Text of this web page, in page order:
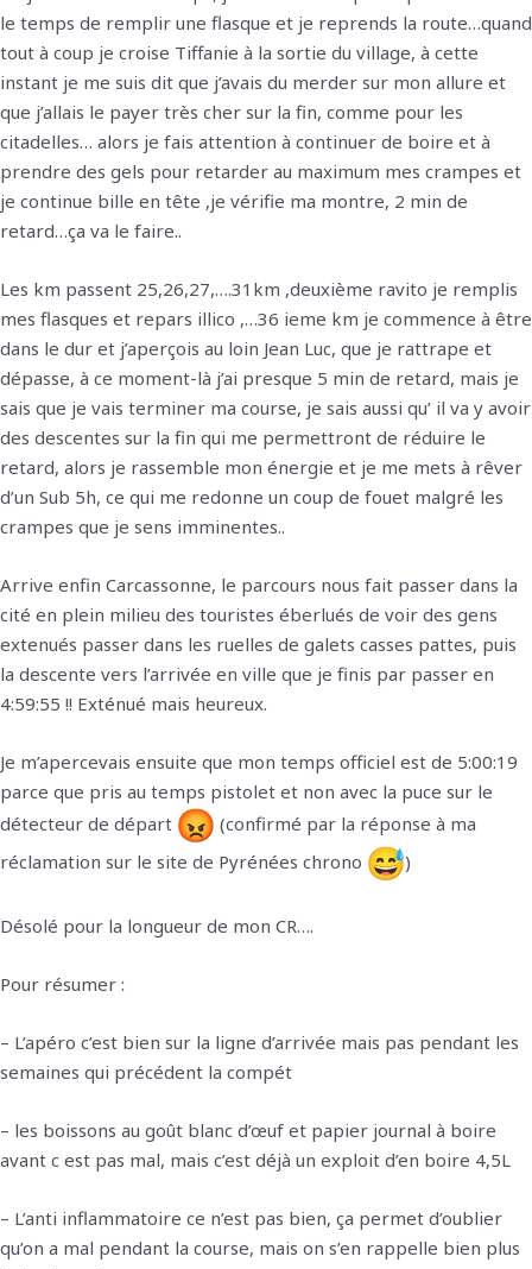
le temps de remplir une flasque et je reprends la route…quand
tout à coup je croise Tiffanie à la sortie du village, à cette
instant je me suis dit que j’avais du merder sur mon allure et
que j’allais le payer très cher sur la fin, comme pour les
citadelles… alors je fais attention à continuer de boire et à
prendre des gels pour retarder au maximum mes crampes et
je continue bille en tête ,je vérifie ma montre, 2 min de
retard…ça va le faire..
Les km passent 25,26,27,….31km ,deuxième ravito je remplis
mes flasques et repars illico ,…36 ieme km je commence à être
dans le dur et j’aperçois au loin Jean Luc, que je rattrape et
dépasse, à ce moment-là j’ai presque 5 min de retard, mais je
sais que je vais terminer ma course, je sais aussi qu’ il va y avoir
des descentes sur la fin qui me permettront de réduire le
retard, alors je rassemble mon énergie et je me mets à rêver
d’un Sub 5h, ce qui me redonne un coup de fouet malgré les
crampes que je sens imminentes..
Arrive enfin Carcassonne, le parcours nous fait passer dans la
cité en plein milieu des touristes éberlués de voir des gens
extenués passer dans les ruelles de galets casses pattes, puis
la descente vers l’arrivée en ville que je finis par passer en
4:59:55 !! Exténué mais heureux.
Je m’apercevais ensuite que mon temps officiel est de 5:00:19
parce que pris au temps pistolet et non avec la puce sur le
détecteur de départ
(confirmé par la réponse à ma
réclamation sur le site de Pyrénées chrono
)
Désolé pour la longueur de mon CR….
Pour résumer :
– L’apéro c’est bien sur la ligne d’arrivée mais pas pendant les
semaines qui précédent la compét
– les boissons au goût blanc d’œuf et papier journal à boire
avant c est pas mal, mais c’est déjà un exploit d’en boire 4,5L
– L’anti inflammatoire ce n’est pas bien, ça permet d’oublier
qu’on a mal pendant la course, mais on s’en rappelle bien plus